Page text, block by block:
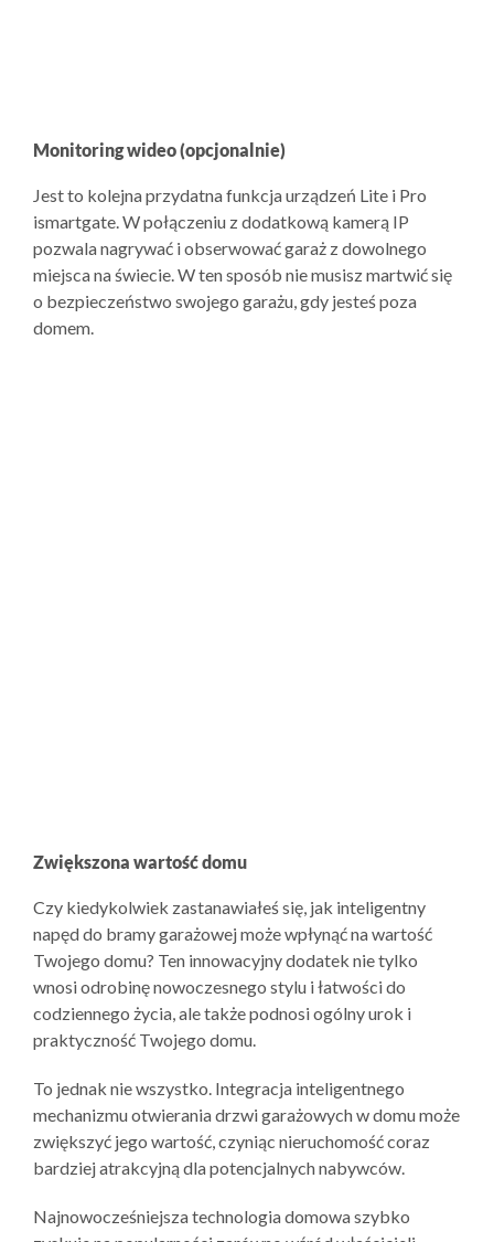
Monitoring wideo (opcjonalnie)
Jest to kolejna przydatna funkcja urządzeń Lite i Pro
ismartgate. W połączeniu z dodatkową kamerą IP
pozwala nagrywać i obserwować garaż z dowolnego
miejsca na świecie. W ten sposób nie musisz martwić się
o bezpieczeństwo swojego garażu, gdy jesteś poza
domem.
Zwiększona wartość domu
Czy kiedykolwiek zastanawiałeś się, jak inteligentny
napęd do bramy garażowej może wpłynąć na wartość
Twojego domu? Ten innowacyjny dodatek nie tylko
wnosi odrobinę nowoczesnego stylu i łatwości do
codziennego życia, ale także podnosi ogólny urok i
praktyczność Twojego domu.
To jednak nie wszystko. Integracja inteligentnego
mechanizmu otwierania drzwi garażowych w domu może
zwiększyć jego wartość, czyniąc nieruchomość coraz
bardziej atrakcyjną dla potencjalnych nabywców.
Najnowocześniejsza technologia domowa szybko